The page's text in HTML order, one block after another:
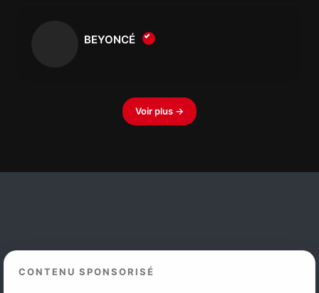
BEYONCÉ
Voir plus →
CONTENU SPONSORISÉ